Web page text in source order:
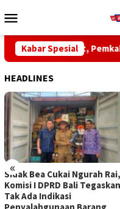
ke
Mobile
Kabar Spesial
Bangli Hadirkan
HEADLINES
«
Sidak Bea Cukai Ngurah Rai,
Komisi I DPRD Bali Tegaskan
Tak Ada Indikasi